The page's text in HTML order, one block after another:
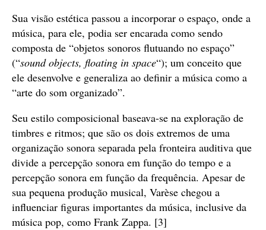
Sua visão estética passou a incorporar o espaço, onde a
música, para ele, podia ser encarada como sendo
composta de “objetos sonoros flutuando no espaço”
(“sound objects, floating in space“); um conceito que
ele desenvolve e generaliza ao definir a música como a
“arte do som organizado”.
Seu estilo composicional baseava-se na exploração de
timbres e ritmos; que são os dois extremos de uma
organização sonora separada pela fronteira auditiva que
divide a percepção sonora em função do tempo e a
percepção sonora em função da frequência. Apesar de
sua pequena produção musical, Varèse chegou a
influenciar figuras importantes da música, inclusive da
música pop, como Frank Zappa. [3]